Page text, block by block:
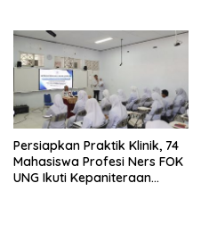
Persiapkan Praktik Klinik, 74
Mahasiswa Profesi Ners FOK
UNG Ikuti Kepaniteraan